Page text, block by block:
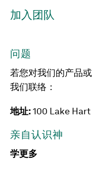
加入团队
问题
若您对我们的产品
我们联络：
地址:100 Lake
亲自认识神
学更多